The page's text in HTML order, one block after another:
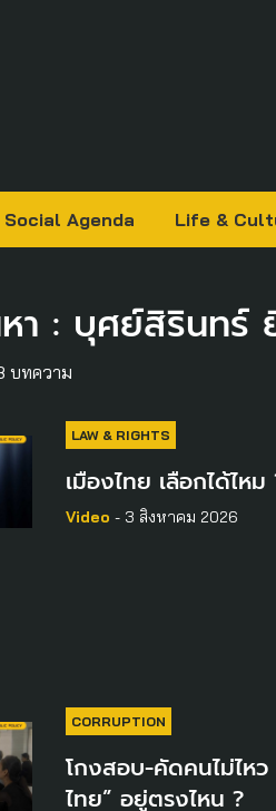
Social Agenda Life &
า : บุศย์สิรินทร์
บทความ
LAW & RIGHTS
เมืองไทย เลือกได้ไห
Video - 3 สิงหาคม 2026
CORRUPTION
โกงสอบ-คัดคนไม่ไหว
ไทย” อยู่ตรงไหน ?